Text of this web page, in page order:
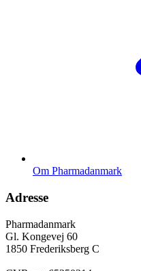
Om Pharmadanmark
Adresse
Pharmadanmark
Gl. Kongevej 60
1850 Frederiksberg C